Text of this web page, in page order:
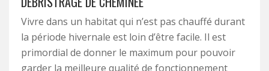
Vivre dans un habitat qui n’est pas chauffé durant
la période hivernale est loin d’être facile. Il est
primordial de donner le maximum pour pouvoir
garder la meilleure qualité de fonctionnement